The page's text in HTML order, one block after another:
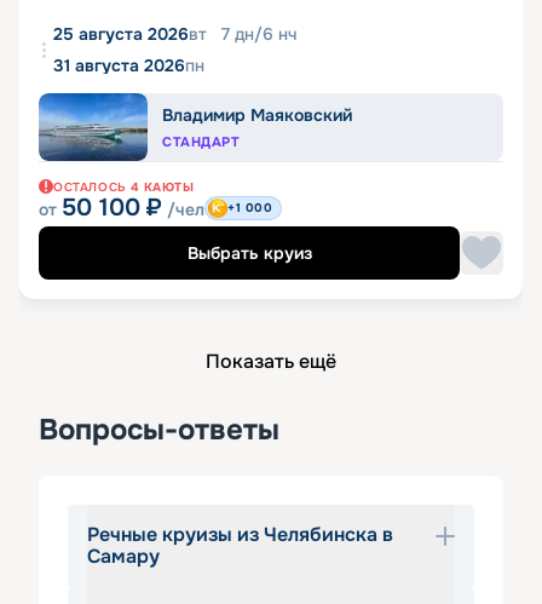
25 августа 2026вт 7 дн/6 нч
31 августа 2026пн
Владимир Маяковский
СТАНДАРТ
ОСТАЛОСЬ 4 КАЮТЫ
от 50 100 ₽ /чел +1 000
Выбрать круиз
Показать ещё
Вопросы-ответы
Речные круизы из Челябинска в
Самару